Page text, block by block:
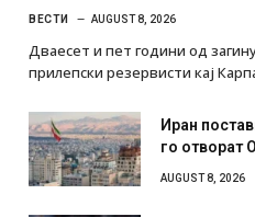
ВЕСТИ AUGUST 8, 2026
Дваесет и пет години од
прилепски резервисти кај
Иран
го отворат
AUGUST 8, 2026